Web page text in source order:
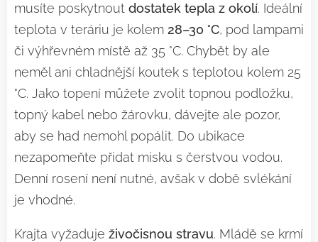
musíte poskytnout dostatek tepla z okolí. Ideální
teplota v teráriu je kolem 28–30 °C, pod lampami
či výhřevném místě až 35 °C. Chybět by ale
neměl ani chladnější koutek s teplotou kolem 25
°C. Jako topení můžete zvolit topnou podložku,
topný kabel nebo žárovku, dávejte ale pozor,
aby se had nemohl popálit. Do ubikace
nezapomeňte přidat misku s čerstvou vodou.
Denní rosení není nutné, avšak v době svlékání
je vhodné.
Krajta vyžaduje živočisnou stravu. Mládě se krmí